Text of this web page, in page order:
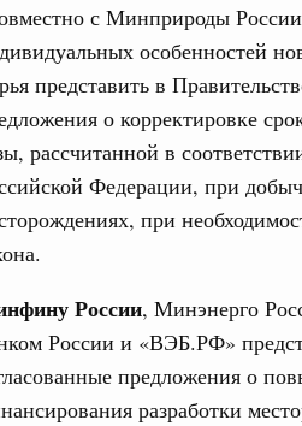
с Минприроды
особенностей
представить в
о корректировке
рассчитанной в
Федерации, при
при
России, Минэнерго
России и «ВЭБ.РФ»
предложения о
разработки
собственность
дал поручения по
посвящённой
собственности до
11 марта, среда
дал поручения по
посвящённой
17 февраля, вторник